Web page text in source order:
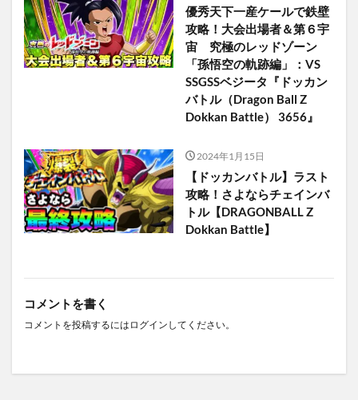
優秀天下一産ケールで鉄壁
攻略！大会出場者＆第６宇
宙 究極のレッドゾーン
「孫悟空の軌跡編」：VS
SSGSSベジータ『ドッカン
バトル（Dragon Ball Z
Dokkan Battle） 3656』
2024年1月15日
【ドッカンバトル】ラスト
攻略！さよならチェインバ
トル【DRAGONBALL Z
Dokkan Battle】
コメントを書く
コメントを投稿するには ログイン してください。